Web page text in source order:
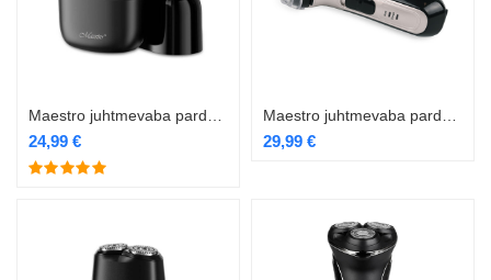
24,99 € 29,99 €